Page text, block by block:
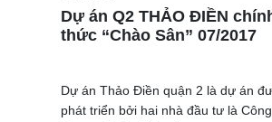
Dự án Q2 THẢO ĐIỀN
thức “Chào Sân” 07/2017
Dự án Thảo Điền quận 2 là dự án
phát triển bởi hai nhà đầu tư là